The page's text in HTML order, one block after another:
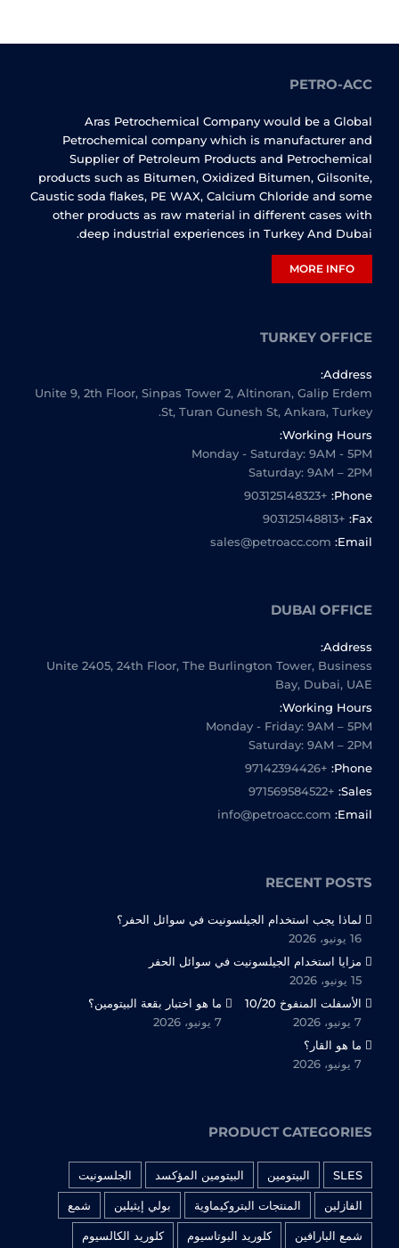
PETRO-ACC
Aras Petrochemical Company would be a Global
Petrochemical company which is manufacturer and
Supplier of Petroleum Products and Petrochemical
products such as Bitumen, Oxidized Bitumen, Gilsonite,
Caustic soda flakes, PE WAX, Calcium Chloride and some
other products as raw material in different cases with
deep industrial experiences in Turkey And Dubai.
MORE INFO
TURKEY OFFICE
Address:
Unite 9, 2th Floor, Sinpas Tower 2, Altinoran, Galip Erdem
St, Turan Gunesh St, Ankara, Turkey.
Working Hours:
Monday - Saturday: 9AM - 5PM
Saturday: 9AM – 2PM
Phone:
+903125148323
Fax:
+903125148813
Email:
sales@petroacc.com
DUBAI OFFICE
Address:
Unite 2405, 24th Floor, The Burlington Tower, Business
Bay, Dubai, UAE
Working Hours:
Monday - Friday: 9AM – 5PM
Saturday: 9AM – 2PM
Phone:
+97142394426
Sales:
+971569584522
Email:
info@petroacc.com
RECENT POSTS
لماذا يجب استخدام الجيلسونيت في سوائل الحفر؟
16 يونيو، 2026
مزايا استخدام الجيلسونيت في سوائل الحفر
15 يونيو، 2026
الأسفلت المنفوخ 10/20
7 يونيو، 2026
ما هو اختبار بقعة البيتومين؟
7 يونيو، 2026
ما هو القار؟
7 يونيو، 2026
PRODUCT CATEGORIES
SLES البيتومين البيتومين المؤكسد الجلسونيت
الفازلين المنتجات البتروكيماوية بولي إيثيلين شمع
شمع البارافين كلوريد البوتاسيوم كلوريد الكالسيوم